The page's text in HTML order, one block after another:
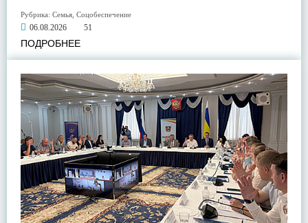
Рубрика: Семья Соцобеспечение
06.08.2026 51
ПОДРОБНЕЕ